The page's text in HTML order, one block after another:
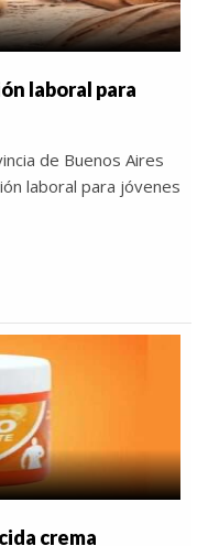
laboral para
de Buenos Aires
laboral para jóvenes
crema